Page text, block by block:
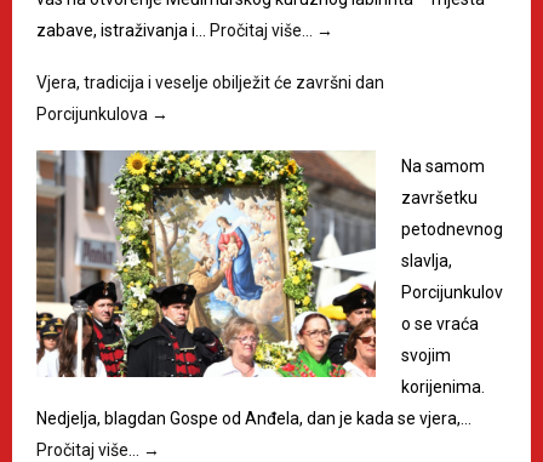
zabave, istraživanja i… Pročitaj više… →
Vjera, tradicija i veselje obilježit će završni dan
Porcijunkulova →
Na samom
završetku
petodnevnog
slavlja,
Porcijunkulov
o se vraća
svojim
korijenima.
Nedjelja, blagdan Gospe od Anđela, dan je kada se vjera,…
Pročitaj više… →